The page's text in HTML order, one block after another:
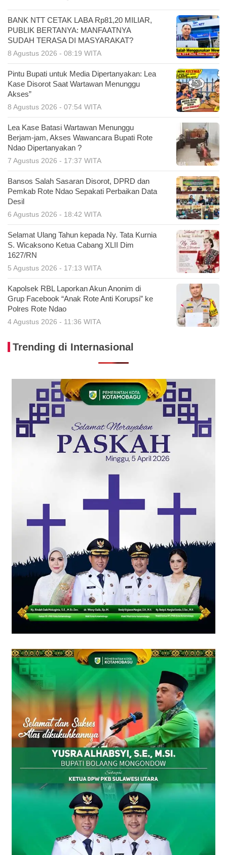
BANK NTT CETAK LABA Rp81,20 MILIAR,
PUBLIK BERTANYA: MANFAATNYA
SUDAH TERASA DI MASYARAKAT?
8 Agustus 2026 - 08:19 WITA
Pintu Bupati untuk Media Dipertanyakan: Lea
Kase Disorot Saat Wartawan Menunggu
Akses”
8 Agustus 2026 - 07:54 WITA
Lea Kase Batasi Wartawan Menunggu
Berjam-jam, Akses Wawancara Bupati Rote
Ndao Dipertanyakan ?
7 Agustus 2026 - 17:37 WITA
Bansos Salah Sasaran Disorot, DPRD dan
Pemkab Rote Ndao Sepakati Perbaikan Data
Desil
6 Agustus 2026 - 18:42 WITA
Selamat Ulang Tahun kepada Ny. Tata Kurnia
S. Wicaksono Ketua Cabang XLII Dim
1627/RN
5 Agustus 2026 - 17:13 WITA
Kapolsek RBL Laporkan Akun Anonim di
Grup Facebook “Anak Rote Anti Korupsi” ke
Polres Rote Ndao
4 Agustus 2026 - 11:36 WITA
Trending di Internasional